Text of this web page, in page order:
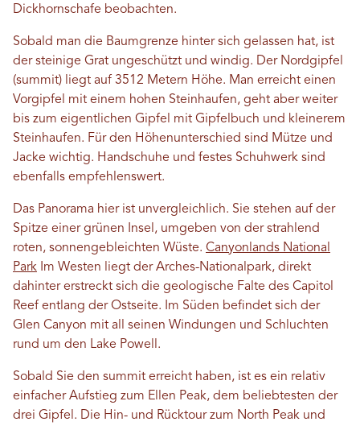
Dickhornschafe beobachten.
Sobald man die Baumgrenze hinter sich gelassen hat, ist
der steinige Grat ungeschützt und windig. Der Nordgipfel
(summit) liegt auf 3512 Metern Höhe. Man erreicht einen
Vorgipfel mit einem hohen Steinhaufen, geht aber weiter
bis zum eigentlichen Gipfel mit Gipfelbuch und kleinerem
Steinhaufen. Für den Höhenunterschied sind Mütze und
Jacke wichtig. Handschuhe und festes Schuhwerk sind
ebenfalls empfehlenswert.
Das Panorama hier ist unvergleichlich. Sie stehen auf der
Spitze einer grünen Insel, umgeben von der strahlend
roten, sonnengebleichten Wüste. Canyonlands National
Park Im Westen liegt der Arches-Nationalpark, direkt
dahinter erstreckt sich die geologische Falte des Capitol
Reef entlang der Ostseite. Im Süden befindet sich der
Glen Canyon mit all seinen Windungen und Schluchten
rund um den Lake Powell.
Sobald Sie den summit erreicht haben, ist es ein relativ
einfacher Aufstieg zum Ellen Peak, dem beliebtesten der
drei Gipfel. Die Hin- und Rücktour zum North Peak und